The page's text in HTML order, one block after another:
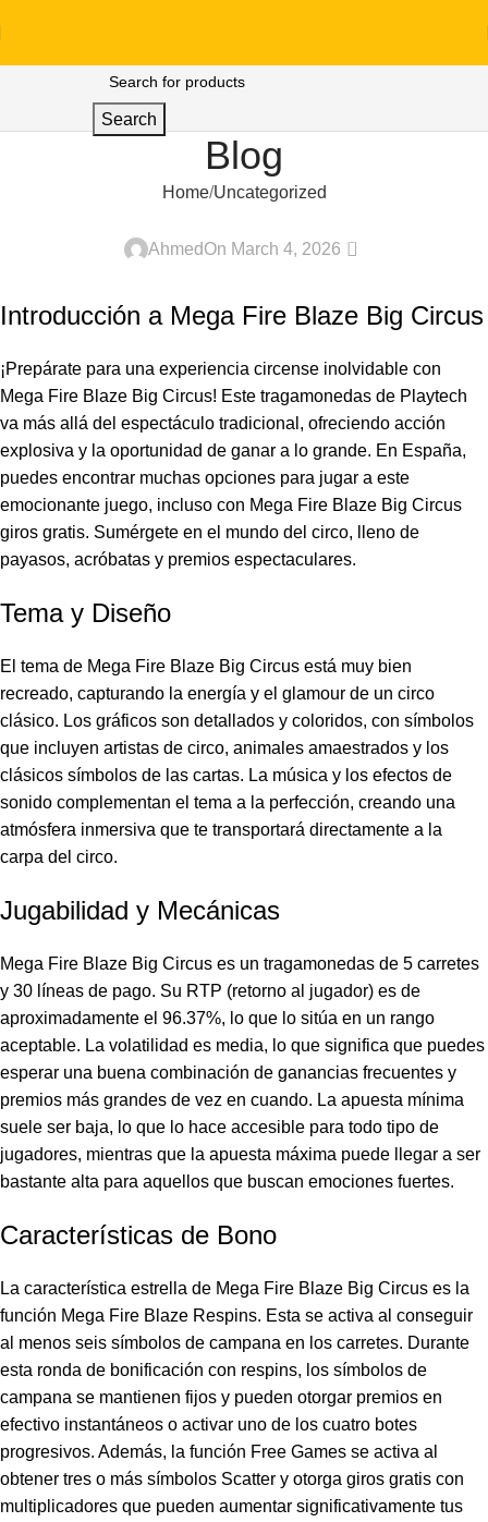
Search
Blog
Home Uncategorized
AhmedOn March 4, 2026 0
Introducción a Mega Fire Blaze Big Circus
¡Prepárate para una experiencia circense inolvidable con
Mega Fire Blaze Big Circus! Este tragamonedas de Playtech
va más allá del espectáculo tradicional, ofreciendo acción
explosiva y la oportunidad de ganar a lo grande. En España,
puedes encontrar muchas opciones para jugar a este
emocionante juego, incluso con Mega Fire Blaze Big Circus
giros gratis. Sumérgete en el mundo del circo, lleno de
payasos, acróbatas y premios espectaculares.
Tema y Diseño
El tema de Mega Fire Blaze Big Circus está muy bien
recreado, capturando la energía y el glamour de un circo
clásico. Los gráficos son detallados y coloridos, con símbolos
que incluyen artistas de circo, animales amaestrados y los
clásicos símbolos de las cartas. La música y los efectos de
sonido complementan el tema a la perfección, creando una
atmósfera inmersiva que te transportará directamente a la
carpa del circo.
Jugabilidad y Mecánicas
Mega Fire Blaze Big Circus es un tragamonedas de 5 carretes
y 30 líneas de pago. Su RTP (retorno al jugador) es de
aproximadamente el 96.37%, lo que lo sitúa en un rango
aceptable. La volatilidad es media, lo que significa que puedes
esperar una buena combinación de ganancias frecuentes y
premios más grandes de vez en cuando. La apuesta mínima
suele ser baja, lo que lo hace accesible para todo tipo de
jugadores, mientras que la apuesta máxima puede llegar a ser
bastante alta para aquellos que buscan emociones fuertes.
Características de Bono
La característica estrella de Mega Fire Blaze Big Circus es la
función Mega Fire Blaze Respins. Esta se activa al conseguir
al menos seis símbolos de campana en los carretes. Durante
esta ronda de bonificación con respins, los símbolos de
campana se mantienen fijos y pueden otorgar premios en
efectivo instantáneos o activar uno de los cuatro botes
progresivos. Además, la función Free Games se activa al
obtener tres o más símbolos Scatter y otorga giros gratis con
multiplicadores que pueden aumentar significativamente tus